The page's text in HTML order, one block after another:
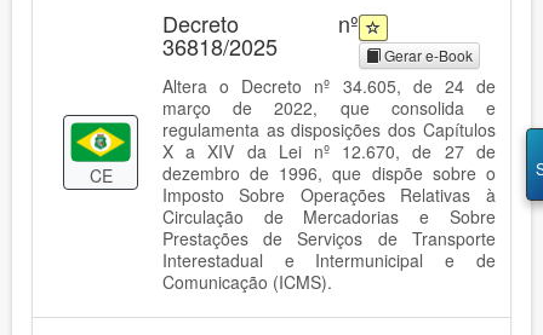
CE
Decreto nº
36818/2025 Gerar e-Book
Altera o Decreto nº 34.605, de 24 de
março de 2022, que consolida e
regulamenta as disposições dos Capítulos
X a XIV da Lei nº 12.670, de 27 de
dezembro de 1996, que dispõe sobre o
Imposto Sobre Operações Relativas à
Circulação de Mercadorias e Sobre
Prestações de Serviços de Transporte
Interestadual e Intermunicipal e de
Comunicação (ICMS).